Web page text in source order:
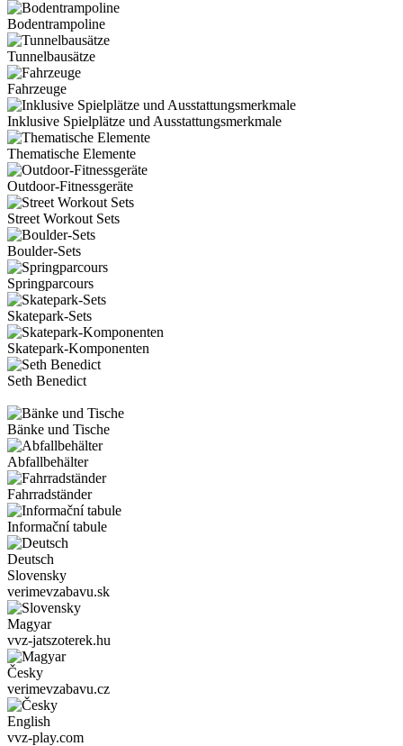
Bodentrampoline
Tunnelbausätze
Fahrzeuge
Inklusive Spielplätze und Ausstattungsmerkmale
Thematische Elemente
Outdoor-Fitnessgeräte
Street Workout Sets
Boulder-Sets
Springparcours
Skatepark-Sets
Skatepark-Komponenten
Seth Benedict
Bänke und Tische
Abfallbehälter
Fahrradständer
Informační tabule
Deutsch
Slovensky
verimevzabavu.sk
Magyar
vvz-jatszoterek.hu
Česky
verimevzabavu.cz
English
vvz-play.com